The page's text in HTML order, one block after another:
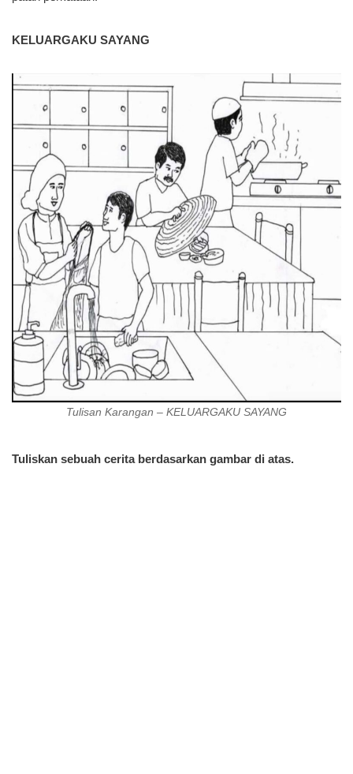
KELUARGAKU SAYANG
Tulisan Karangan – KELUARGAKU SAYANG
Tuliskan sebuah cerita berdasarkan gambar di atas.